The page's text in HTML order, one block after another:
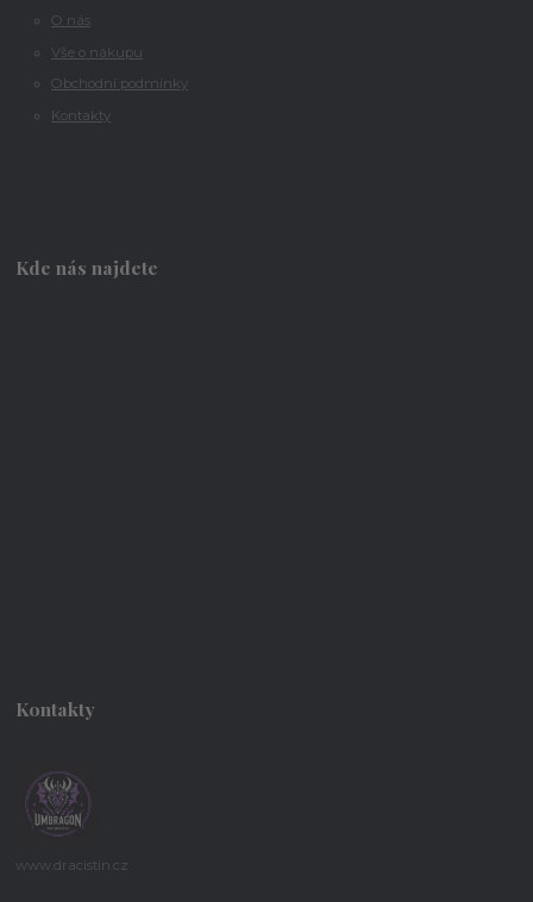
O nás
Vše o nákupu
Obchodní podmínky
Kontakty
Kde nás najdete
Kontakty
www.dracistin.cz